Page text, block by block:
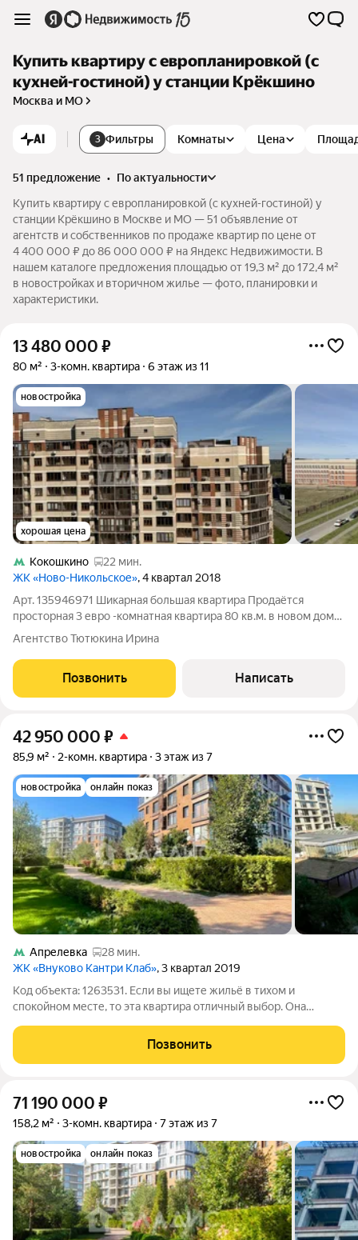
Купить квартиру с европланировкой (с
кухней-гостиной) у станции Крёкшино
Москва и МО
AI 3 Фильтры Комнаты Цена
51 предложение •
по актуальности
Купить квартиру с европланировкой (с кухней-гостиной) у
станции Крёкшино в Москве и МО — 51 объявление от
агентств и собственников по продаже квартир по цене от
4 400 000 ₽ до 86 000 000 ₽ на Яндекс Недвижимости. В
нашем каталоге предложения площадью от 19,3 м² до 172,4 м²
в новостройках и вторичном жилье — фото, планировки и
характеристики.
13 480 000 ₽
80 м² 3-комн. квартира 6 этаж из 11
новостройка
хорошая цена
Кокошкино
22 мин.
ЖК «Ново-Никольское», 4 квартал 2018
Арт. 135946971 Шикарная большая квартира Продаётся
просторная 3 евро -комнатная квартира 80 кв.м. в новом доме
О КВАРТИРЕ: Общая площадь: 80 м Жилая площадь: 54 м
Санузел: раздельный
Агентство Тютюкина Ирина
Позвонить Написать
42 950 000 ₽
85,9 м² 2-комн. квартира 3 этаж из 7
новостройка онлайн показ
Апрелевка
28 мин.
ЖК «Внуково Кантри Клаб», 3 квартал 2019
Код объекта: 1263531. Если вы ищете жильё в тихом и
спокойном месте, то эта квартира отличный выбор. Она
но при этом обладает всеми преимуществами современной
жизни. Элитная недвижимость в
Позвонить
71 190 000 ₽
158,2 м² 3-комн. квартира 7 этаж из 7
новостройка онлайн показ